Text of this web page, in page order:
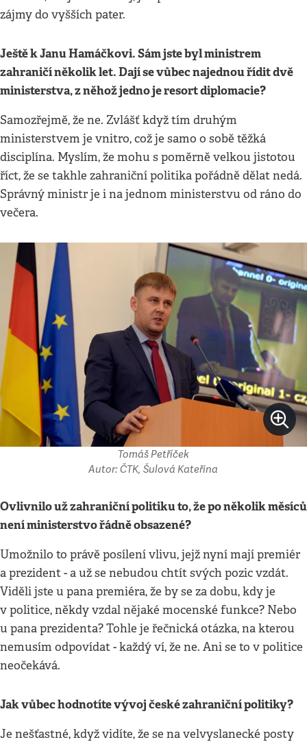
zájmy do vyšších pater.
Ještě k Janu Hamáčkovi. Sám jste byl ministrem
zahraničí několik let. Dají se vůbec najednou řídit dvě
ministerstva, z něhož jedno je resort diplomacie?
Samozřejmě, že ne. Zvlášť když tím druhým
ministerstvem je vnitro, což je samo o sobě těžká
disciplína. Myslím, že mohu s poměrně velkou jistotou
říct, že se takhle zahraniční politika pořádně dělat nedá.
Správný ministr je i na jednom ministerstvu od ráno do
večera.
Tomáš Petříček
Autor: ČTK, Šulová Kateřina
Ovlivnilo už zahraniční politiku to, že po několik měsíců
není ministerstvo řádně obsazené?
Umožnilo to právě posílení vlivu, jejž nyní mají premiér
a prezident - a už se nebudou chtít svých pozic vzdát.
Viděli jste u pana premiéra, že by se za dobu, kdy je
v politice, někdy vzdal nějaké mocenské funkce? Nebo
u pana prezidenta? Tohle je řečnická otázka, na kterou
nemusím odpovídat - každý ví, že ne. Ani se to v politice
neočekává.
Jak vůbec hodnotíte vývoj české zahraniční politiky?
Je nešťastné, když vidíte, že se na velvyslanecké posty